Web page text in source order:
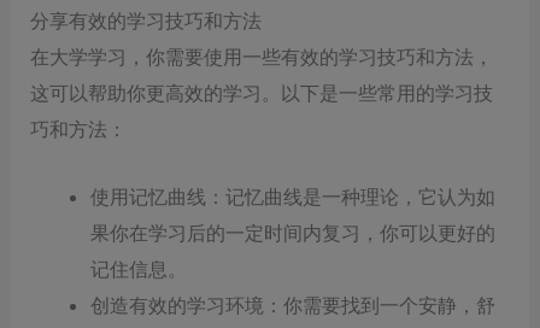
分享有效的学习技巧和方法
在大学学习，你需要使用一些有效的学习技巧和方法，
这可以帮助你更高效的学习。以下是一些常用的学习技
巧和方法：
使用记忆曲线：记忆曲线是一种理论，它认为如
果你在学习后的一定时间内复习，你可以更好的
记住信息。
创造有效的学习环境：你需要找到一个安静，舒